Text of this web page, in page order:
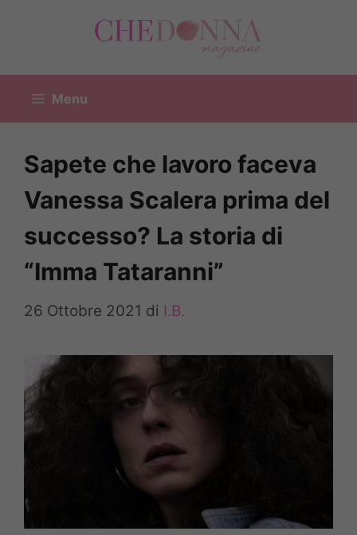
Menu
Sapete che lavoro faceva
Vanessa Scalera prima del
successo? La storia di
“Imma Tataranni”
26 Ottobre 2021 di I.B.